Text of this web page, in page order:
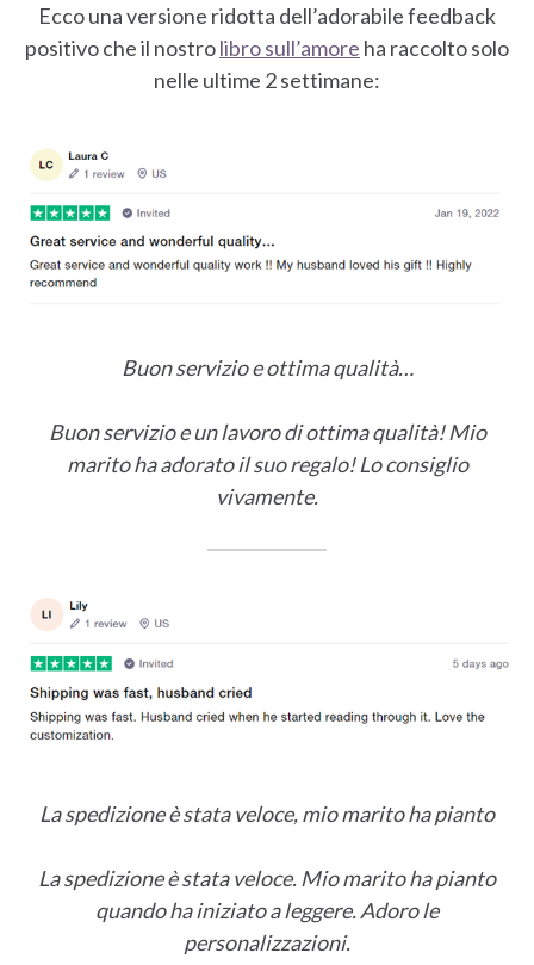
Ecco una versione ridotta dell’adorabile feedback
positivo che il nostrolibro sull’amore ha raccolto solo
nelle ultime 2 settimane:
Buon servizio e ottima qualità…
Buon servizio e un lavoro di ottima qualità! Mio
marito ha adorato il suo regalo! Lo consiglio
vivamente.
La spedizione è stata veloce, mio marito ha pianto
La spedizione è stata veloce. Mio marito ha pianto
quando ha iniziato a leggere. Adoro le
personalizzazioni.